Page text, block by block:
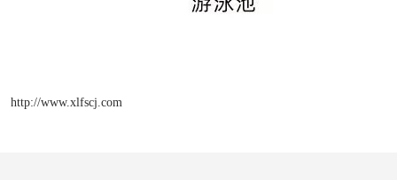
http://www.xlfscj.com